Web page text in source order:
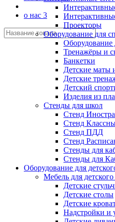
о нас 3
Проекторы
Оборудование для
Оборудование
Тренажёры и
Банкетки
Детские маты
Детские
Детский
Изделия из
Стенды для школ
Стенд
Стенд
Стенд ПДД
Стенд
Стенды для
Стенды для
Оборудование для
Мебель для детского
Детские
Детские столы
Детские
Надстройки и